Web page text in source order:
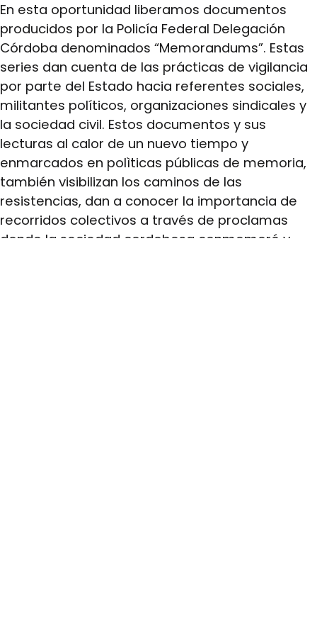
En esta oportunidad liberamos documentos
producidos por la Policía Federal Delegación
Córdoba denominados “Memorandums”. Estas
series dan cuenta de las prácticas de vigilancia
por parte del Estado hacia referentes sociales,
militantes políticos, organizaciones sindicales y
la sociedad civil. Estos documentos y sus
lecturas al calor de un nuevo tiempo y
enmarcados en polìticas públicas de memoria,
también visibilizan los caminos de las
resistencias, dan a conocer la importancia de
recorridos colectivos a través de proclamas
donde la sociedad cordobesa conmemoró y